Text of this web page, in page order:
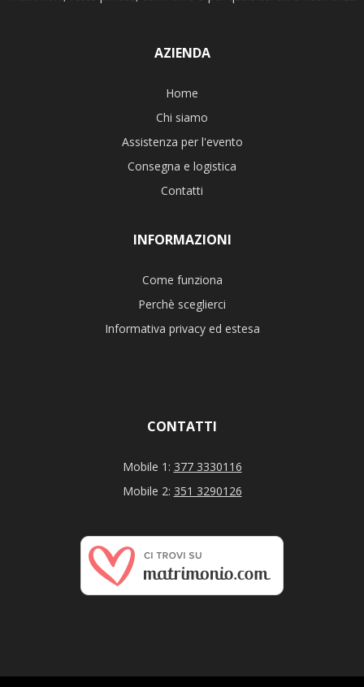
AZIENDA
Home
Chi siamo
Assistenza per l'evento
Consegna e logistica
Contatti
INFORMAZIONI
Come funziona
Perchè sceglierci
Informativa privacy ed estesa
CONTATTI
Mobile 1: 377 3330116
Mobile 2: 351 3290126